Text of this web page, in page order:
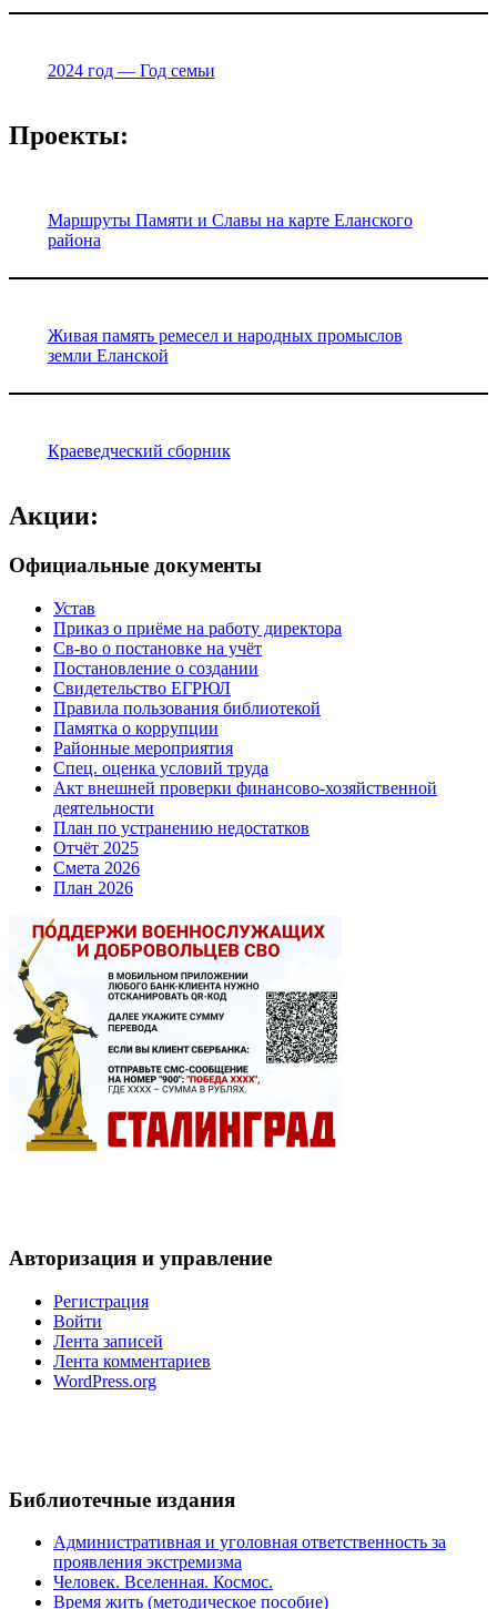
2024 год — Год семьи
Проекты:
Маршруты Памяти и Славы на карте Еланского
района
Живая память ремесел и народных промыслов
земли Еланской
Краеведческий сборник
Акции:
Официальные документы
Устав
Приказ о приёме на работу директора
Св-во о постановке на учёт
Постановление о создании
Свидетельство ЕГРЮЛ
Правила пользования библиотекой
Памятка о коррупции
Районные мероприятия
Спец. оценка условий труда
Акт внешней проверки финансово-хозяйственной
деятельности
План по устранению недостатков
Отчёт 2025
Смета 2026
План 2026
Авторизация и управление
Регистрация
Войти
Лента записей
Лента комментариев
WordPress.org
Библиотечные издания
Административная и уголовная ответственность за
проявления экстремизма
Человек. Вселенная. Космос.
Время жить (методическое пособие)